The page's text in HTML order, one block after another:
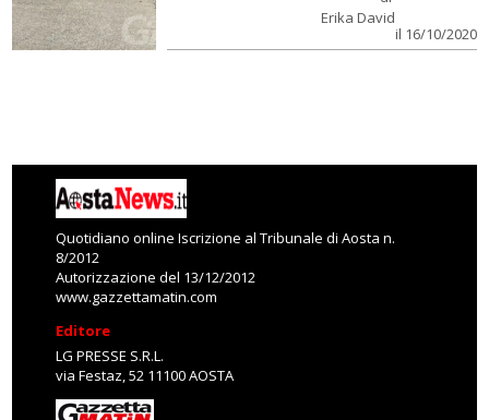
Erika David
il 16/10/2020
Quotidiano online Iscrizione al Tribunale di Aosta n.
8/2012
Autorizzazione del 13/12/2012
www.gazzettamatin.com
Editore
LG PRESSE S.R.L.
via Festaz, 52 11100 AOSTA